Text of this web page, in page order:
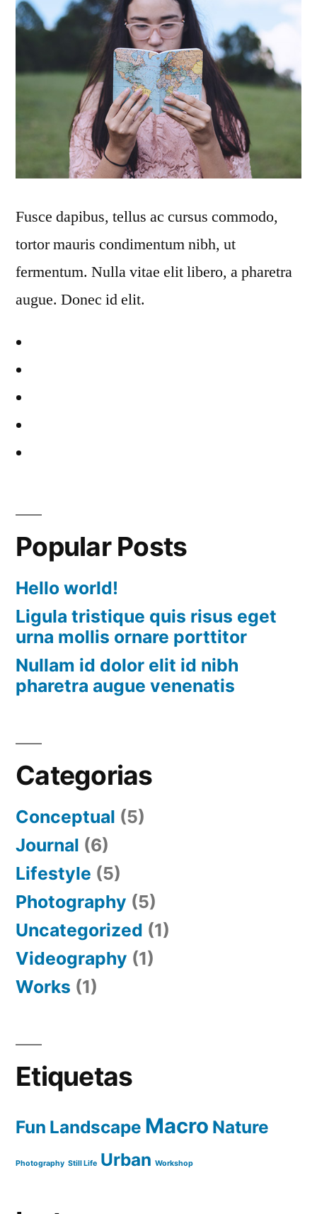
Fusce dapibus, tellus ac cursus commodo,
tortor mauris condimentum nibh, ut
fermentum. Nulla vitae elit libero, a pharetra
augue. Donec id elit.
Popular Posts
Hello world!
Ligula tristique quis risus eget
urna mollis ornare porttitor
Nullam id dolor elit id nibh
pharetra augue venenatis
Categorias
Conceptual (5)
Journal (6)
Lifestyle (5)
Photography (5)
Uncategorized (1)
Videography (1)
Works (1)
Etiquetas
Fun Landscape Macro Nature
Photography Still Life Urban Workshop